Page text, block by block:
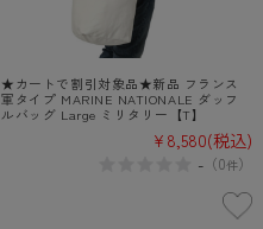
★カートで割引対象品★新品 フランス
軍タイプ MARINE NATIONALE ダッフ
ルバッグ Large ミリタリー【T】
¥8,580(税込)
- （0件）